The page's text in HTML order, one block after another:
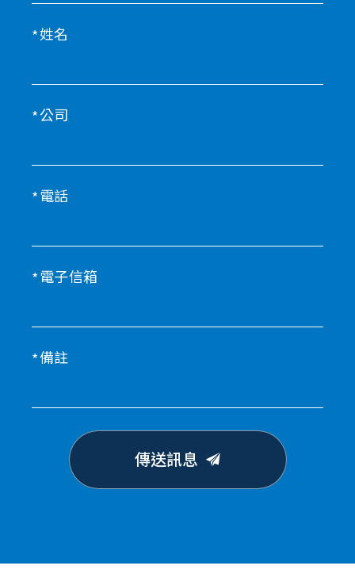
姓名
公司
電話
電子信箱
備註
傳送訊息